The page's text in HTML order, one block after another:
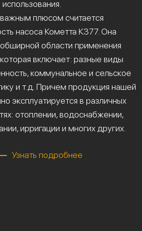
использования.
плюсом считается
насоса Кометта К377. Она
области применения
включает: разные виды
коммунальное и сельское
и т.д. Причем продукция нашей
эксплуатируется в различных
отоплении, водоснабжении,
ирригации и многих других.
Узнать подробнее